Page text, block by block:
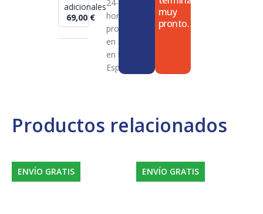
Productos relacionados
ENVÍO GRATIS ENVÍO GRATIS
adicionales
69,00 €
24-72
horas en
productos
en stock
en toda
España
muy
pronto.